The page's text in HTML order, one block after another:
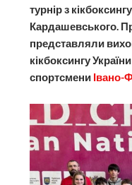
турнір з
Кардашевського.
представляли
кікбоксингу
спортсмени